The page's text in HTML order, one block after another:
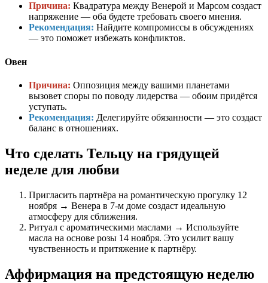
Причина: Квадратура между Венерой и Марсом создаст
напряжение — оба будете требовать своего мнения.
Рекомендация: Найдите компромиссы в обсуждениях
— это поможет избежать конфликтов.
Овен
Причина: Оппозиция между вашими планетами
вызовет споры по поводу лидерства — обоим придётся
уступать.
Рекомендация: Делегируйте обязанности — это создаст
баланс в отношениях.
Что сделать Тельцу на грядущей
неделе для любви
Пригласить партнёра на романтическую прогулку 12
ноября → Венера в 7-м доме создаст идеальную
атмосферу для сближения.
Ритуал с ароматическими маслами → Используйте
масла на основе розы 14 ноября. Это усилит вашу
чувственность и притяжение к партнёру.
Аффирмация на предстоящую неделю